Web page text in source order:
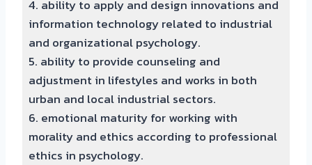
4. ability to apply and design innovations and
information technology related to industrial
and organizational psychology.
5. ability to provide counseling and
adjustment in lifestyles and works in both
urban and local industrial sectors.
6. emotional maturity for working with
morality and ethics according to professional
ethics in psychology.